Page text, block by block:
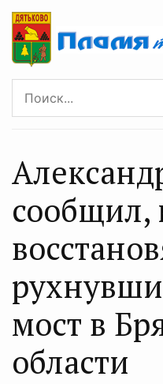
сообщил,
мост в
области